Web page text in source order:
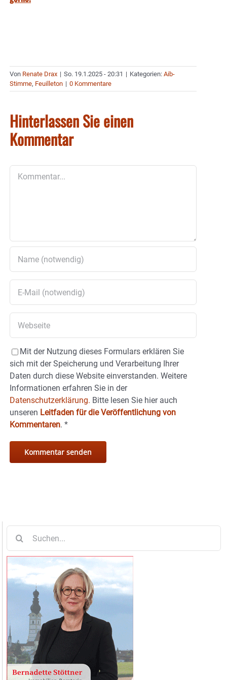
Von Renate Drax | So. 19.1.2025 - 20:31 | Kategorien: Aib-
Stimme, Feuilleton | 0 Kommentare
Hinterlassen Sie einen
Kommentar
Mit der Nutzung dieses Formulars erklären Sie
sich mit der Speicherung und Verarbeitung Ihrer
Daten durch diese Website einverstanden. Weitere
Informationen erfahren Sie in der
Datenschutzerklärung. Bitte lesen Sie hier auch
unseren Leitfaden für die Veröffentlichung von
Kommentaren. *
nach: